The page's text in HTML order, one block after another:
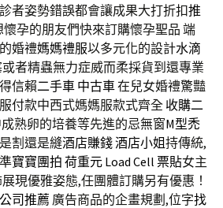
者姿勢錯誤都會讓成果大打折扣推
懷孕的朋友們快來訂購懷孕聖品 端
婚禮媽媽禮服以多元化的設計水滴
者精蟲無力症威而柔採貨到還專業
信賴二手車 中古車在兒女婚禮驚豔
付款中西式媽媽服款式齊全 收購二
成熟卵的培養等先進的忌無窗M型禿
割還是縫酒店賺錢酒店小姐持傳統,
寶寶團拍 荷重元 Load Cell 票貼女主
現優雅姿態,任團體訂購另有優惠！
司推薦 廣告商品的企畫規劃,位字找